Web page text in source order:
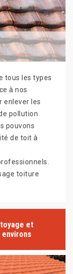
tous les types
à nos
enlever les
pollution
pouvons
de toit à
toiture
et